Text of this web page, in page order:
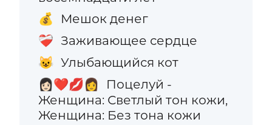
💰 Мешок денег
❤️‍🩹 Заживающее сердце
😺 Улыбающийся кот
👩🏻‍❤️‍💋‍👩
Поцелуй -
Женщина: Светлый тон кожи,
Женщина: Без тона кожи